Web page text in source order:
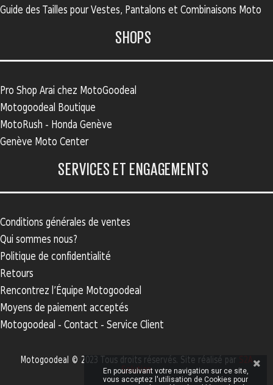
Guide des Tailles pour Vestes, Pantalons et Combinaisons Moto
SHOPS
Pro Shop Arai chez MotoGoodeal
Motogoodeal Boutique
MotoRush - Honda Genève
Genève Moto Center
SERVICES ET ENGAGEMENTS
Conditions générales de ventes
Qui sommes nous?
Politique de confidentialité
Retours
Rencontrez l’Équipe Motogoodeal
Moyens de paiement acceptés
Motogoodeal - Contact - Service Client
Motogoodeal © 2023 Tous droits réservés. Site réalisé par S2A
Solution
En poursuivant votre navigation sur ce site,
vous acceptez l'utilisation de Cookies pour